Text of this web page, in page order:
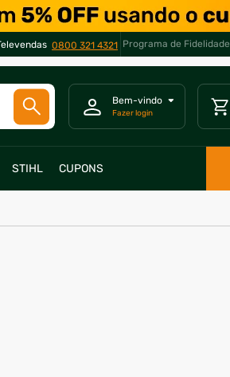
0800 321 4321 Programa de Fidelidade
STIHL CUPONS